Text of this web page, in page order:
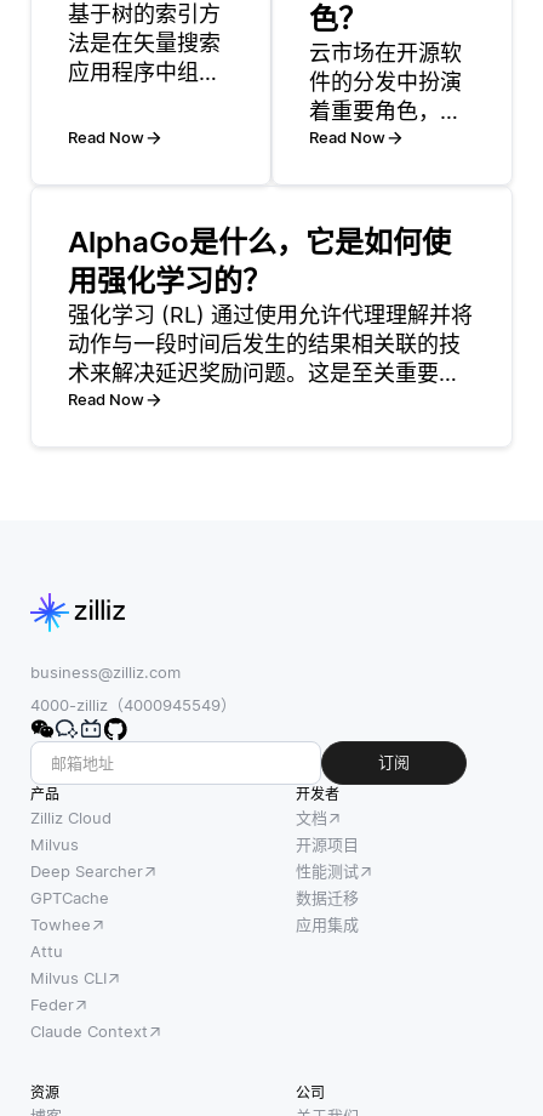
基于树的索引方
法是在矢量搜索
应用程序中组织
的流行选择。这
种结构化的方法
间，从而可以有
效地检索相似的
项目。以下是一
些常见的基于树
的索引技术: KD
树: KD树是在每
Read Now
色？
云市场在开源软
件的分发中扮演
着重要角色，提
供了一个集中的
部署各种工具和
应用。这些市场
管理开源项目的
方式，让用户可
以找到、比较并
Read Now
AlphaGo是什么，它是如何使
用强化学习的？
强化学习 (RL) 通过使用允许代理理解并将
动作与一段时间后发生的结果相关联的技
术来解决延迟奖励问题。这是至关重要
的，因为在许多现实场景中，动作的结果
Read Now
business@zilliz.com
4000-zilliz（4000945549）
订阅
产品
Zilliz Cloud
Milvus
Deep Searcher
GPTCache
Towhee
Attu
Milvus CLI
Feder
Claude Context
开发者
文档
开源项目
性能测试
数据迁移
应用集成
资源 公司